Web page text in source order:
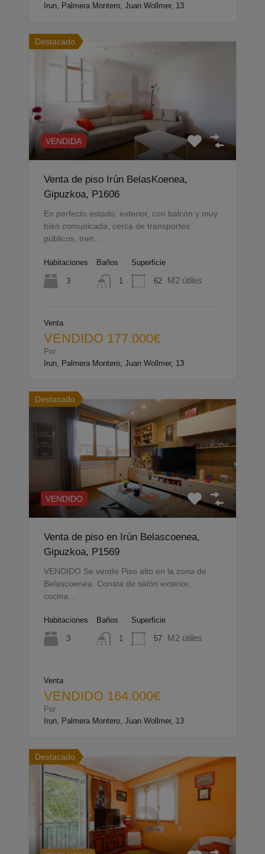
Irun, Palmera Montero, Juan Wollmer, 13
Destacado
VENDIDA
Venta de piso Irún BelasKoenea,
Gipuzkoa, P1606
En perfecto estado, exterior, con balcón y muy
bien comunicada, cerca de transportes
públicos, tren…
Habitaciones
3
Baños
1
Superficie
62 M2 útiles
Venta
VENDIDO 177.000€
Por
Irun, Palmera Montero, Juan Wollmer, 13
Destacado
VENDIDO
Venta de piso en Irún Belascoenea,
Gipuzkoa, P1569
VENDIDO Se vende Piso alto en la zona de
Belascoenea. Consta de salón exterior,
cocina…
Habitaciones
3
Baños
1
Superficie
57 M2 útiles
Venta
VENDIDO 164.000€
Por
Irun, Palmera Montero, Juan Wollmer, 13
Destacado